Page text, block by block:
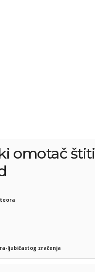
omotač štiti
ljubičastog zračenja